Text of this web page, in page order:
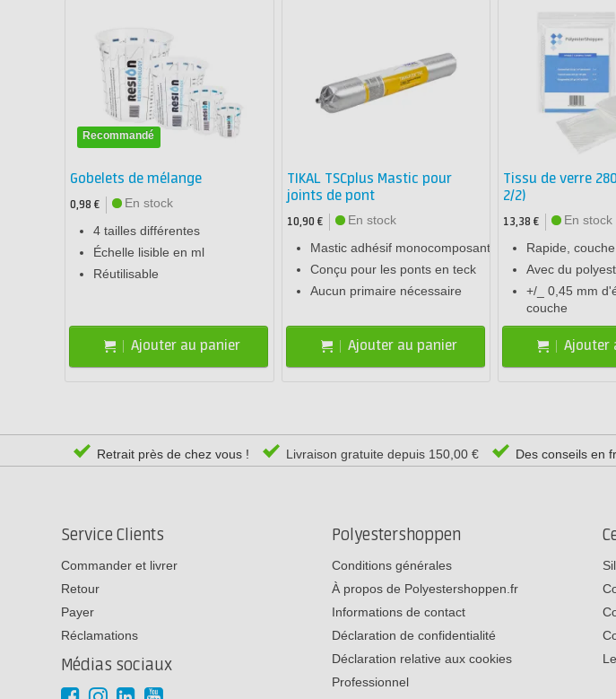
Recommandé
Gobelets de mélange
0,98 €
En stock
4 tailles différentes
Échelle lisible en ml
Réutilisable
Ajouter au panier
TIKAL TSCplus Mastic pour
joints de pont
10,90 €
En stock
Mastic adhésif monocomposant
Conçu pour les ponts en teck
Aucun primaire nécessaire
Ajouter au panier
Tissu de verre
2/2)
13,38 €
En stock
Rapide,
Avec du
+/_ 0,45 mm
couche
Ajouter
Retrait près de chez vous ! Livraison gratuite depuis 150,00 € Des conseils en
Service Clients
Commander et livrer
Retour
Payer
Réclamations
Médias sociaux
Polyestershoppen
Conditions générales
À propos de Polyestershoppen.fr
Informations de contact
Déclaration de confidentialité
Déclaration relative aux cookies
Professionnel